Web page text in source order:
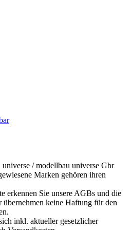
/ modellbau universe Gbr
Marken gehören ihren
erkennen Sie unsere AGBs und die
keine Haftung für den
inkl. aktueller gesetzlicher